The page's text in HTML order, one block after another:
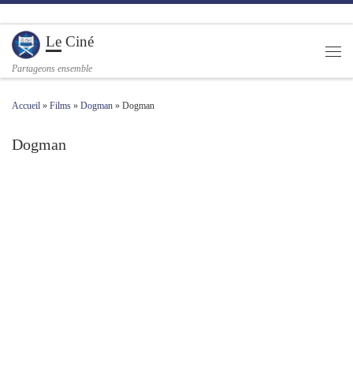
Passer au contenu
Le Ciné
Partageons ensemble
Accueil » Films » Dogman » Dogman
Dogman